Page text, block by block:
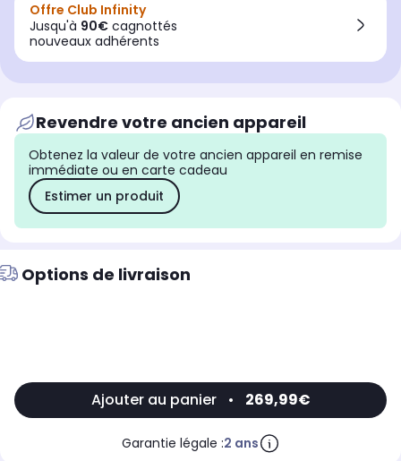
Offre Club Infinity
Jusqu'à 90€ cagnottés
nouveaux adhérents
Revendre votre ancien appareil
Obtenez la valeur de votre ancien appareil en remise
immédiate ou en carte cadeau
Estimer un produit
Options de livraison
Ajouter au panier • 269,99€
Garantie légale :2 ans